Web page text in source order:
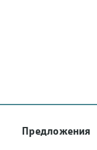
Предложения